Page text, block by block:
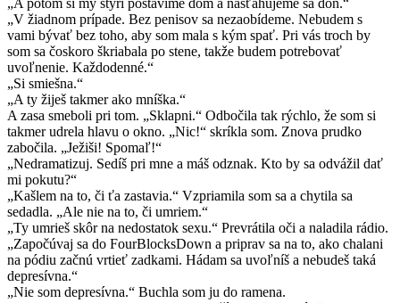
„V žiadnom prípade. Bez penisov sa nezaobídeme. Nebudem s
vami bývať bez toho, aby som mala s kým spať. Pri vás troch by
som sa čoskoro škriabala po stene, takže budem potrebovať
uvoľnenie. Každodenné.“
„Si smiešna.“
„A ty žiješ takmer ako mníška.“
A zasa smeboli pri tom. „Sklapni.“ Odbočila tak rýchlo, že som si
takmer udrela hlavu o okno. „Nic!“ skríkla som. Znova prudko
zabočila. „Ježiši! Spomaľ!“
„Nedramatizuj. Sedíš pri mne a máš odznak. Kto by sa odvážil dať
mi pokutu?“
„Kašlem na to, či ťa zastavia.“ Vzpriamila som sa a chytila sa
sedadla. „Ale nie na to, či umriem.“
„Ty umrieš skôr na nedostatok sexu.“ Prevrátila oči a naladila rádio.
„Započúvaj sa do FourBlocksDown a priprav sa na to, ako chalani
na pódiu začnú vrtieť zadkami. Hádam sa uvoľníš a nebudeš taká
depresívna.“
„Nie som depresívna.“ Buchla som ju do ramena.